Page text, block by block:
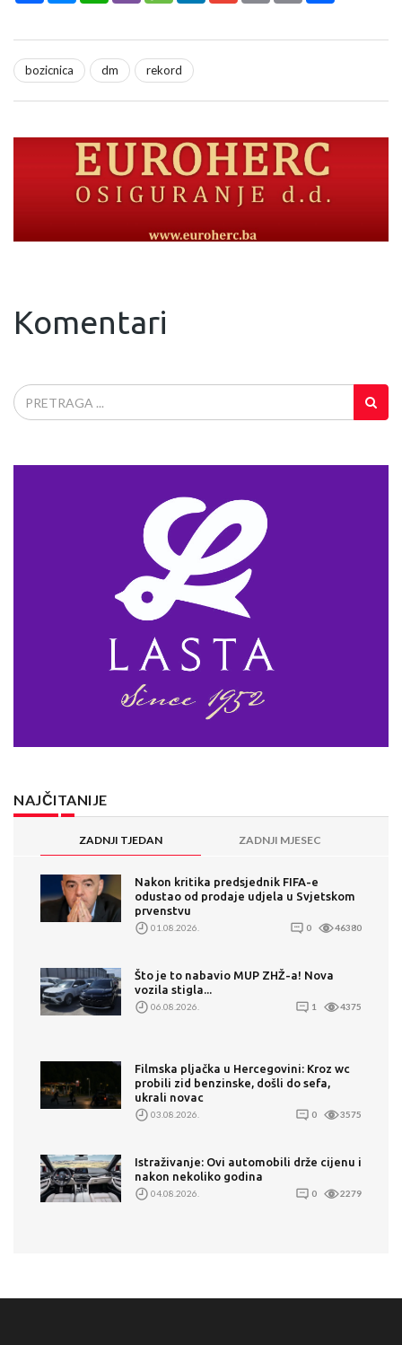
bozicnica dm rekord
Komentari
NAJČITANIJE
ZADNJI TJEDAN ZADNJI MJESEC
Nakon kritika predsjednik FIFA-e
odustao od prodaje udjela u Svjetskom
prvenstvu
01.08.2026. 0 46380
Što je to nabavio MUP ZHŽ-a! Nova
vozila stigla...
06.08.2026. 1 4375
Filmska pljačka u Hercegovini: Kroz wc
probili zid benzinske, došli do sefa,
ukrali novac
03.08.2026. 0 3575
Istraživanje: Ovi automobili drže cijenu i
nakon nekoliko godina
04.08.2026. 0 2279